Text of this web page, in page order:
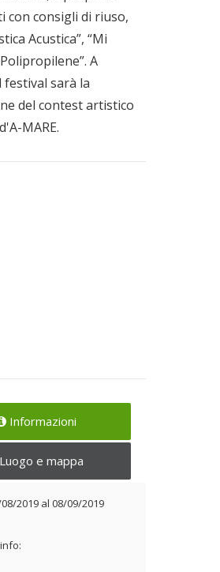
con consigli di riuso,
Acustica”, “Mi
A
festival sarà la
del contest artistico
MARE.
Informazioni
e mappa
2019 al 08/09/2019